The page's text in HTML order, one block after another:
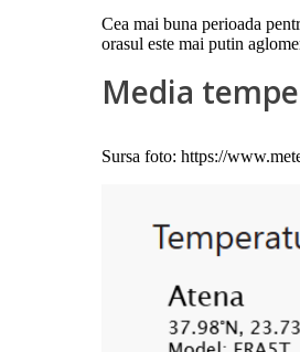
Cea mai buna perioada
orasul este mai putin
Media
Sursa foto: https://